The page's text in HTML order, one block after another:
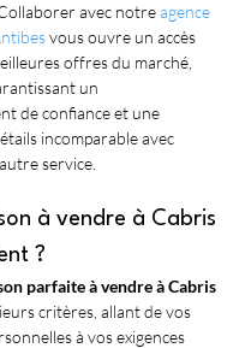
avec notre agence
vous ouvre un accès
offres du marché,
un
de confiance et une
incomparable avec
service.
à vendre à Cabris
?
parfaite à vendre à Cabris
critères, allant de vos
à vos exigences